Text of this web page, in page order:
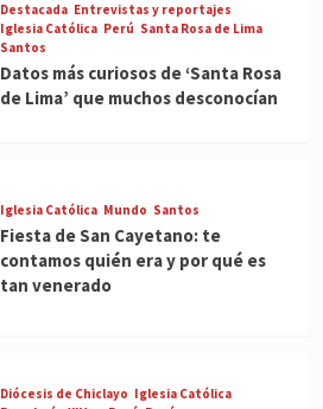
Destacada Entrevistas y reportajes
Iglesia Católica Perú Santa Rosa de Lima
Santos
Datos más curiosos de ‘Santa Rosa
de Lima’ que muchos desconocían
Iglesia Católica Mundo Santos
Fiesta de San Cayetano: te
contamos quién era y por qué es
tan venerado
Diócesis de Chiclayo Iglesia Católica